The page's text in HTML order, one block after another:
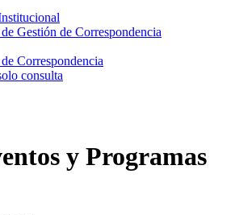
de Gestión de Correspondencia
Correspondencia
consulta
y Programas